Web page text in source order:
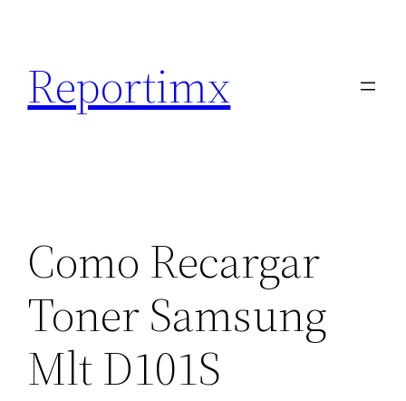
contenido
Reportimx
Como Recargar
Toner Samsung
Mlt D101S